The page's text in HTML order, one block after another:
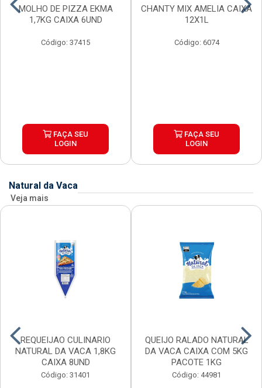
MOLHO DE PIZZA EKMA
1,7KG CAIXA 6UND
Código: 37415
FAÇA SEU
LOGIN
CHANTY MIX AMELIA CAIXA
12X1L
Código: 6074
FAÇA SEU
LOGIN
Natural da Vaca
Veja mais
REQUEIJAO CULINARIO
NATURAL DA VACA 1,8KG
CAIXA 8UND
Código: 31401
QUEIJO RALADO NATURAL
DA VACA CAIXA COM 5KG
PACOTE 1KG
Código: 44981